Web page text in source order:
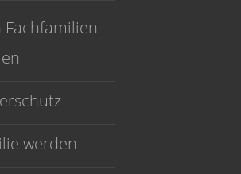
Fachfamilien
werden